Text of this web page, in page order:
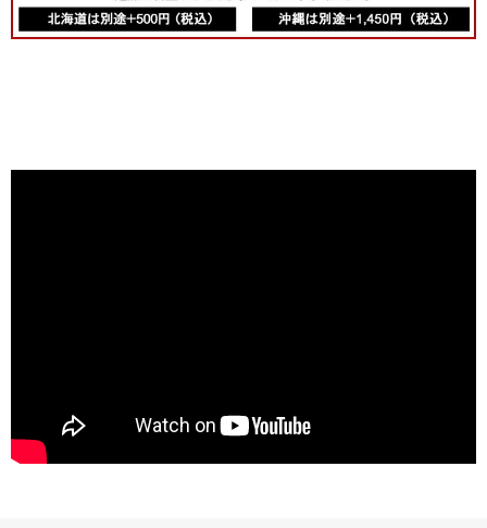
当店では取扱
1er」などな
かりの素晴ら
しいワインで